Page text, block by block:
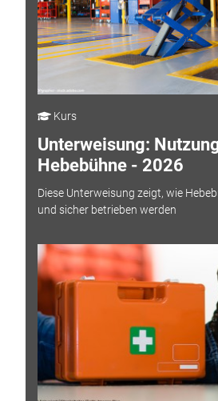
Kurs
Unterweisung:
Hebebühne - 2026
Diese Unterweisung zeigt, wie
und sicher betrieben werden